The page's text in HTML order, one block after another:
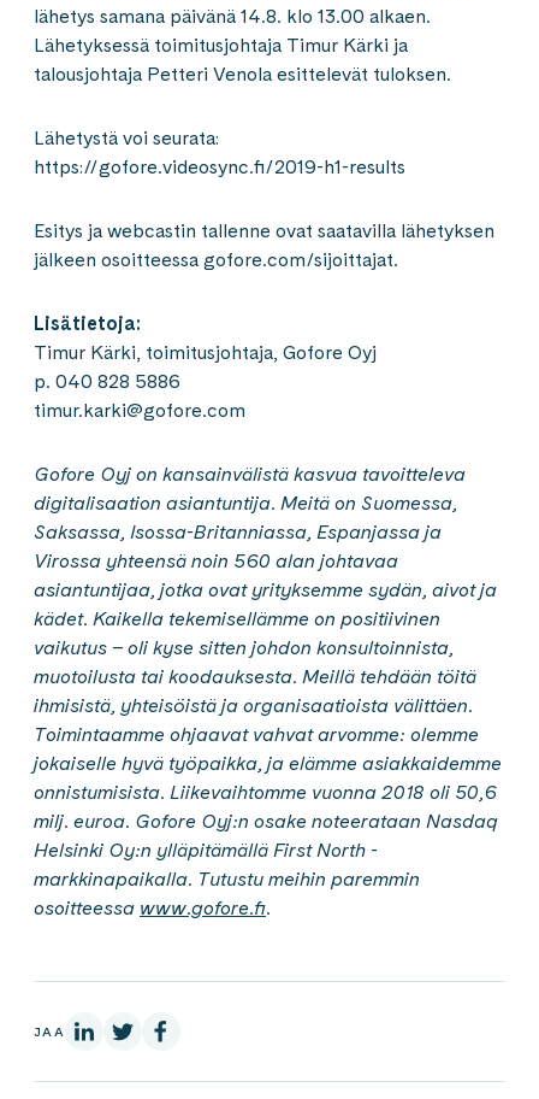
lähetys samana päivänä 14.8. klo 13.00 alkaen.
Lähetyksessä toimitusjohtaja Timur Kärki ja
talousjohtaja Petteri Venola esittelevät tuloksen.
Lähetystä voi seurata:
https://gofore.videosync.fi/2019-h1-results
Esitys ja webcastin tallenne ovat saatavilla lähetyksen
jälkeen osoitteessa gofore.com/sijoittajat.
Lisätietoja:
Timur Kärki, toimitusjohtaja, Gofore Oyj
p. 040 828 5886
timur.karki@gofore.com
Gofore Oyj on kansainvälistä kasvua tavoitteleva
digitalisaation asiantuntija. Meitä on Suomessa,
Saksassa, Isossa-Britanniassa, Espanjassa ja
Virossa yhteensä noin 560 alan johtavaa
asiantuntijaa, jotka ovat yrityksemme sydän, aivot ja
kädet. Kaikella tekemisellämme on positiivinen
vaikutus – oli kyse sitten johdon konsultoinnista,
muotoilusta tai koodauksesta. Meillä tehdään töitä
ihmisistä, yhteisöistä ja organisaatioista välittäen.
Toimintaamme ohjaavat vahvat arvomme: olemme
jokaiselle hyvä työpaikka, ja elämme asiakkaidemme
onnistumisista. Liikevaihtomme vuonna 2018 oli 50,6
milj. euroa. Gofore Oyj:n osake noteerataan Nasdaq
Helsinki Oy:n ylläpitämällä First North -
markkinapaikalla. Tutustu meihin paremmin
osoitteessa www.gofore.fi.
JAA LinkedInissä
X:ssäFacebookissa